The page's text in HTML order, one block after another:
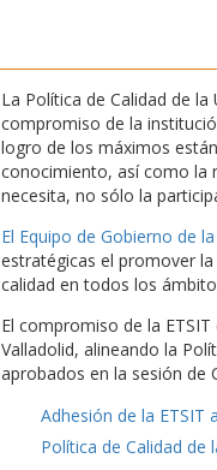
La Política de Calidad de
compromiso de la
logro de los máximos
conocimiento, así como la
necesita, no sólo la
El Equipo de Gobierno de la
estratégicas el promover
calidad en todos los
El compromiso de la
Valladolid, alineando la
aprobados en la sesión de
Adhesión de la ETSIT
Política de Calidad de